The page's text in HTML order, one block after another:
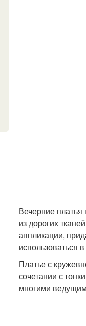
Вечерние платья
из дорогих
аппликации,
использоваться
Платье с
сочетании с
многими